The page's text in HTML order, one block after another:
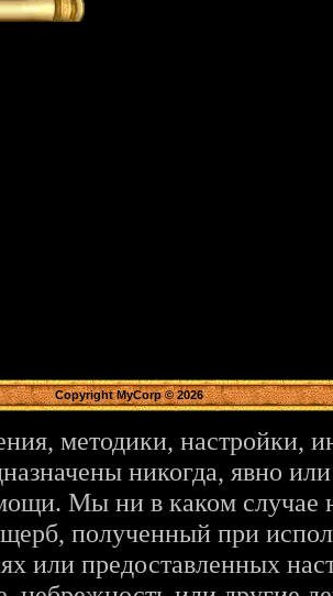
Copyright MyCorp © 2026
методики, настройки,
никогда, явно
Мы ни в каком случае
полученный при
или предоставленных